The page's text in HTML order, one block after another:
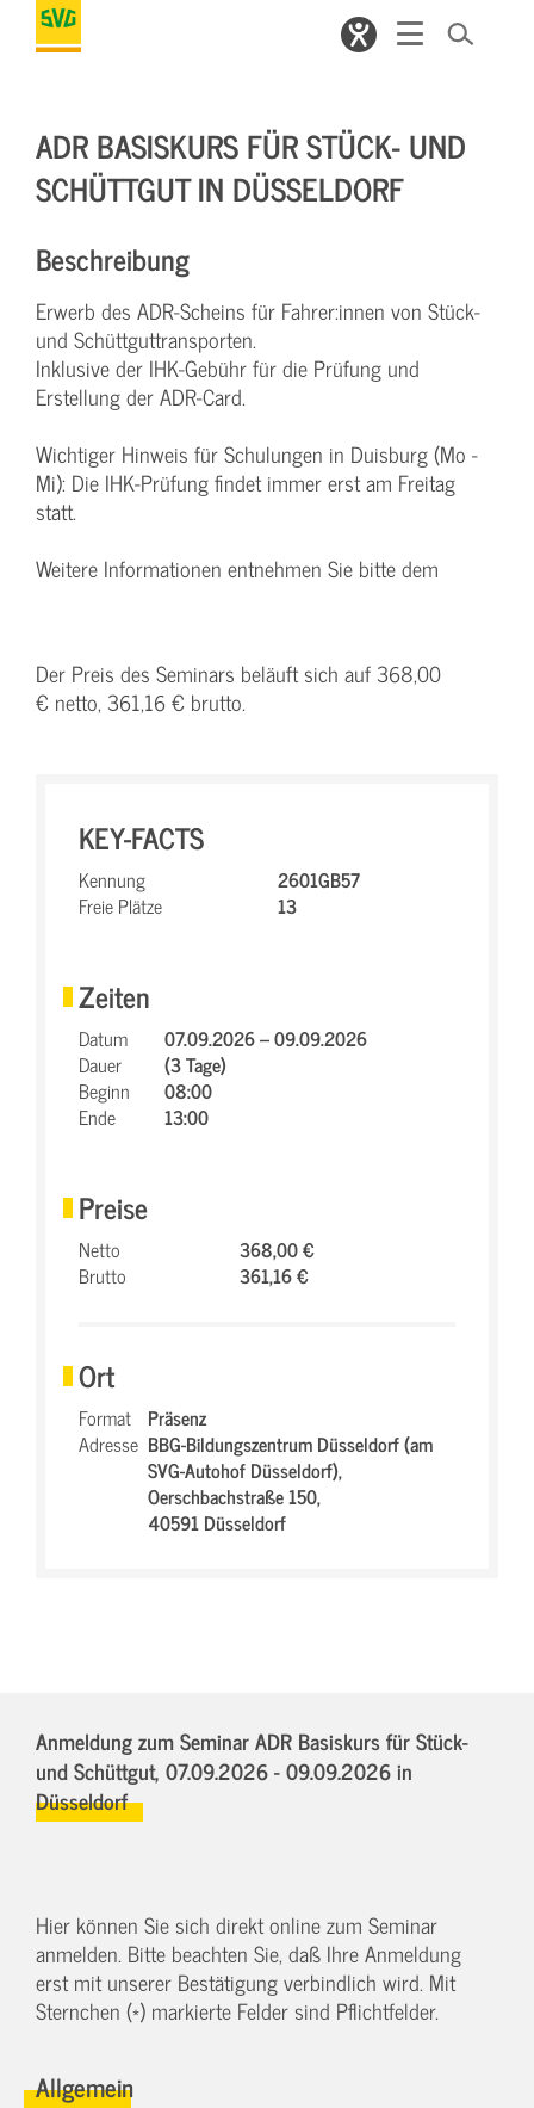
ADR BASISKURS FÜR STÜCK- UND
SCHÜTTGUT IN DÜSSELDORF
Beschreibung
Erwerb des ADR-Scheins für Fahrer:innen von Stück-
und Schüttguttransporten.
Inklusive der IHK-Gebühr für die Prüfung und
Erstellung der ADR-Card.
Wichtiger Hinweis für Schulungen in Duisburg (Mo -
Mi): Die IHK-Prüfung findet immer erst am Freitag
statt.
Weitere Informationen entnehmen Sie bitte dem
Der Preis des Seminars beläuft sich auf 368,00
€ netto, 361,16 € brutto.
KEY-FACTS
Kennung
2601GB57
Freie Plätze
13
Zeiten
Datum
07.09.2026 – 09.09.2026
Dauer
(3 Tage)
Beginn
08:00
Ende
13:00
Preise
Netto
368,00 €
Brutto
361,16 €
Ort
Format Präsenz
Adresse BBG-Bildungszentrum Düsseldorf (am
SVG-Autohof Düsseldorf),
Oerschbachstraße 150,
40591 Düsseldorf
Anmeldung zum Seminar ADR Basiskurs für Stück-
und Schüttgut, 07.09.2026 - 09.09.2026in
Düsseldorf
Hier können Sie sich direkt online zum Seminar
anmelden. Bitte beachten Sie, daß Ihre Anmeldung
erst mit unserer Bestätigung verbindlich wird. Mit
Sternchen (*) markierte Felder sind Pflichtfelder.
Allgemein